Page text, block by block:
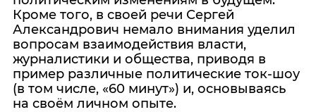
Кроме того, в своей речи Сергей
Александрович немало внимания уделил
вопросам взаимодействия власти,
журналистики и общества, приводя в
пример различные политические ток-шоу
(в том числе, «60 минут») и, основываясь
на своём личном опыте.